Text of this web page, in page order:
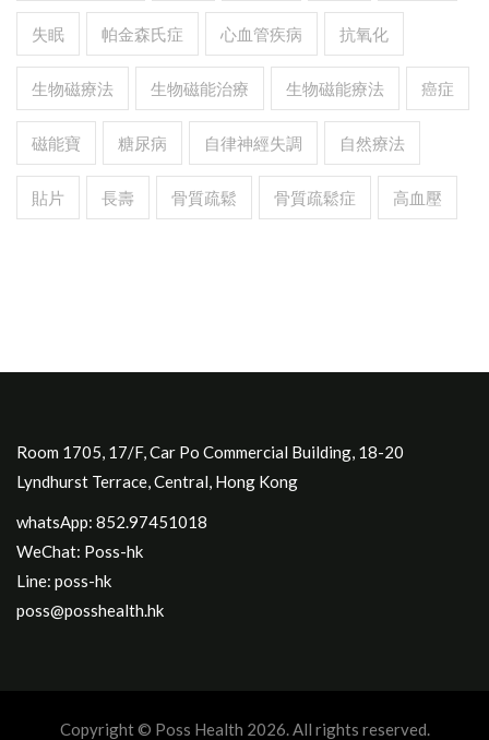
失眠 帕金森氏症 心血管疾病 抗氧化
生物磁療法 生物磁能治療 生物磁能療法 癌症
磁能寶 糖尿病 自律神經失調 自然療法
貼片 長壽 骨質疏鬆 骨質疏鬆症 高血壓
Room 1705, 17/F, Car Po Commercial Building, 18-20
Lyndhurst Terrace, Central, Hong Kong
whatsApp: 852.97451018
WeChat: Poss-hk
Line: poss-hk
poss@posshealth.hk
Copyright © Poss Health 2026. All rights reserved.